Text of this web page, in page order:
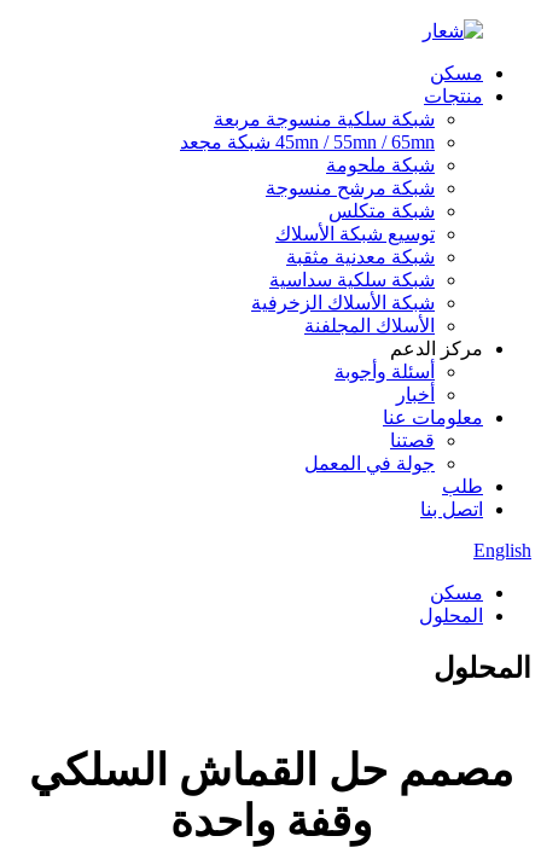
مسكن
منتجات
شبكة سلكية منسوجة مربعة
45mn / 55mn / 65mn شبكة مجعد
شبكة ملحومة
شبكة مرشح منسوجة
شبكة متكلس
توسيع شبكة الأسلاك
شبكة معدنية مثقبة
شبكة سلكية سداسية
شبكة الأسلاك الزخرفية
الأسلاك المجلفنة
مركز الدعم
أسئلة وأجوبة
أخبار
معلومات عنا
قصتنا
جولة في المعمل
طلب
اتصل بنا
English
مسكن
المحلول
المحلول
مصمم حل القماش السلكي
وقفة واحدة